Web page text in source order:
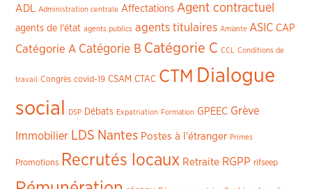
ADL Administration centrale Affectations Agent contractuel
agents de l'état agents publics agents titulaires Amiante ASIC CAP
Catégorie A Catégorie B Catégorie C CCL Conditions de
travail Congrès covid-19 CSAM CTAC CTM Dialogue
social
DSP Débats Expatriation Formation GPEEC Grève
Immobilier LDS Nantes Postes à l'étranger Primes
Promotions Recrutés locaux Retraite RGPP rifseep